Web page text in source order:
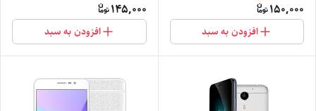
150,000
افزودن به سبد
145,000
افزودن به سبد